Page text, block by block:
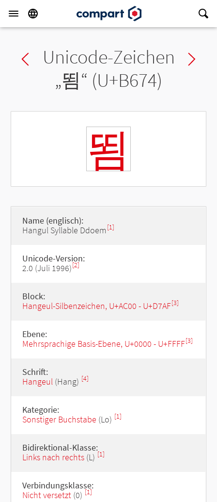
Previous char
Unicode-Zeichen
„뙴“ (U+B674)
뙴
Name (englisch):
Hangul Syllable Ddoem [1]
Unicode-Version:
2.0 (Juli 1996)[2]
Block:
Hangeul-Silbenzeichen, U+AC00 - U+D7AF[3]
Ebene:
Mehrsprachige Basis-Ebene, U+0000 - U+FFFF[3]
Schrift:
Hangeul(Hang) [4]
Kategorie:
Sonstiger Buchstabe (Lo) [1]
Bidirektional-Klasse:
Links nach rechts(L) [1]
Verbindungsklasse:
Nicht versetzt(0) [1]